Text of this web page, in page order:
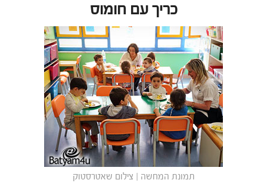
כריך עם חומוס
תמונת המחשה | צילום שאטרסטוק